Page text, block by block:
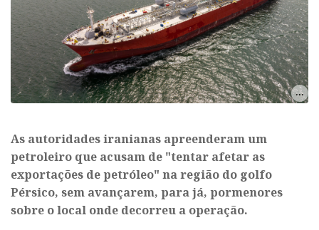
As autoridades iranianas apreenderam um
petroleiro que acusam de "tentar afetar as
exportações de petróleo" na região do golfo
Pérsico, sem avançarem, para já, pormenores
sobre o local onde decorreu a operação.